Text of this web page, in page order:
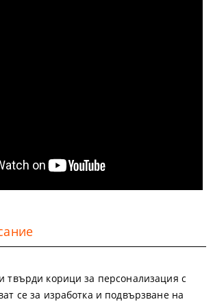
твърди корици за персонализация с
се за изработка и подвързване на